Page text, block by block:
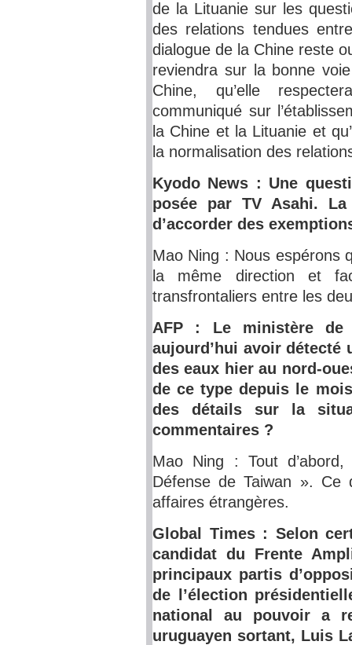
de la Lituanie sur les
des relations tendues
dialogue de la Chine reste
reviendra sur la bonne
Chine, qu’elle
communiqué sur
la Chine et la Lituanie et
la normalisation des
Kyodo News : Une
posée par TV Asahi.
d’accorder des
Mao Ning : Nous espérons
la même direction et
transfrontaliers entre les
AFP : Le ministère de
aujourd’hui avoir détecté
des eaux hier au nord-
de ce type depuis le
des détails sur la
commentaires ?
Mao Ning : Tout
Défense de Taiwan ». Ce
affaires étrangères.
Global Times : Selon
candidat du Frente
principaux partis
de l’élection
national au pouvoir a
uruguayen sortant, Luis